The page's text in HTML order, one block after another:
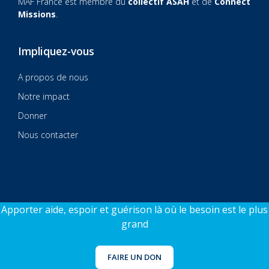
Apporter aide, espoir et guérison là où le besoin est le plus
grand
FAIRE UN DON
Missions.
Impliquez-vous
A propos de nous
Notre impact
Donner
Nous contacter
© 2026 MAF France Sitecraft by AlphaSys